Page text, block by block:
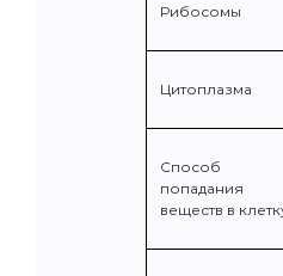
Рибосомы
Цитоплазма
Способ
попадания
веществ в